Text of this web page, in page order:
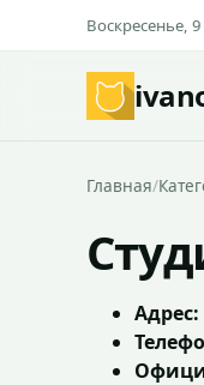
Воскресенье,
Главная/
Адрес: